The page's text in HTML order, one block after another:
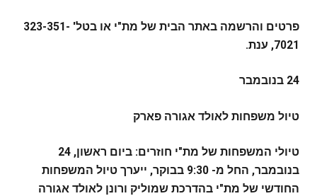
פרטים והרשמה באתר הבית של מת"י או בטל' 323-351-
7021, ענת.
24 בנובמבר
טיול משפחות לאולד אגורה פארק
טיולי המשפחות של מת"י חוזרים: ביום ראשון, 24
בנובמבר, החל מ- 9:30 בבוקר, ייערך טיול המשפחות
החודשי של מת"י בהדרכת שמוליק ורונן לאולד אגורה